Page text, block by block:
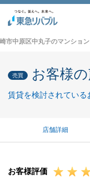
市中原区中丸子のマンショ
売買 お客様の
賃貸を検討されている
店舗詳細
お客様評価